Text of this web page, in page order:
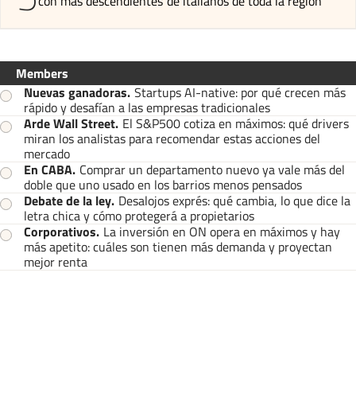
Members
Nuevas ganadoras. Startups AI-native: por qué crecen más
rápido y desafían a las empresas tradicionales
Arde Wall Street. El S&P500 cotiza en máximos: qué drivers
miran los analistas para recomendar estas acciones del
mercado
En CABA. Comprar un departamento nuevo ya vale más del
doble que uno usado en los barrios menos pensados
Debate de la ley. Desalojos exprés: qué cambia, lo que dice la
letra chica y cómo protegerá a propietarios
Corporativos. La inversión en ON opera en máximos y hay
más apetito: cuáles son tienen más demanda y proyectan
mejor renta